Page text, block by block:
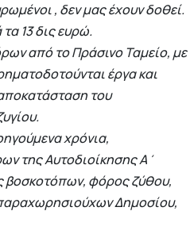
, δεν μας έχουν δοθεί.
13 δις ευρώ.
από το Πράσινο Ταμείο, με
έργα και
του
χρόνια,
της Αυτοδιοίκησης Α΄
βοσκοτόπων, φόρος ζύθου,
Δημοσίου,